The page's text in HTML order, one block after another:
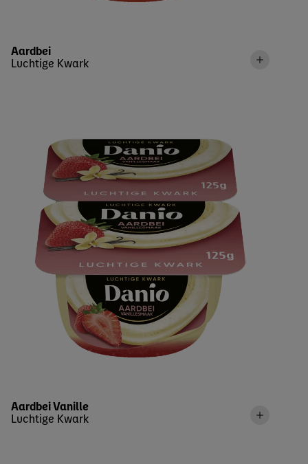
Luchtige Kwark
Aardbei
Luchtige Kwark
Aardbei Vanille